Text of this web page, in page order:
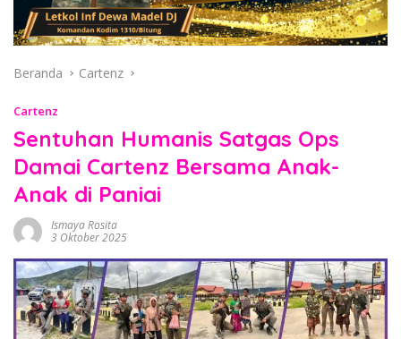
Beranda Cartenz
Cartenz
Sentuhan Humanis Satgas Ops
Damai Cartenz Bersama Anak-
Anak di Paniai
Ismaya Rosita
3 Oktober 2025